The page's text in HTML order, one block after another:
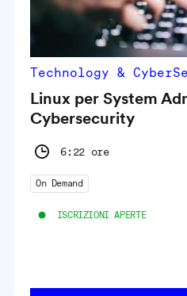
Technology &
Linux per System
Cybersecurity
6:22 ore
On Demand
ISCRIZIONI APERTE